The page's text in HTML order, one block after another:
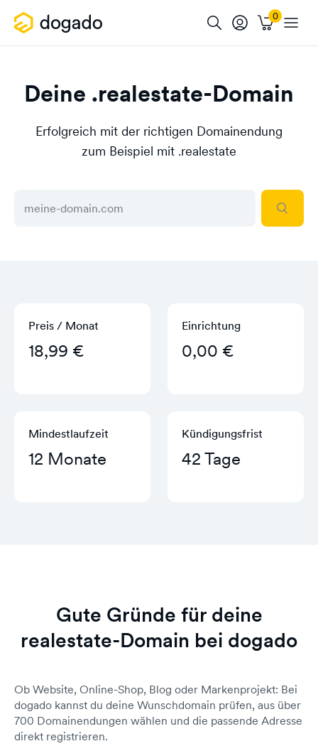
Deine .realestate-Domain
Erfolgreich mit der richtigen Domainendung
zum Beispiel mit .realestate
Preis / Monat
18,99 €
Einrichtung
0,00 €
Mindestlaufzeit
12 Monate
Kündigungs­frist
42 Tage
Gute Gründe für deine
realestate-Domain bei dogado
Ob Website, Online-Shop, Blog oder Markenprojekt: Bei
dogado kannst du deine Wunschdomain prüfen, aus über
700 Domainendungen wählen und die passende Adresse
direkt registrieren.